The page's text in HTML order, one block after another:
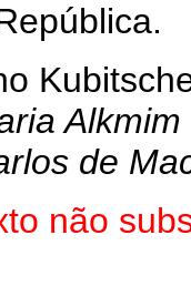
Alkmim
de
não